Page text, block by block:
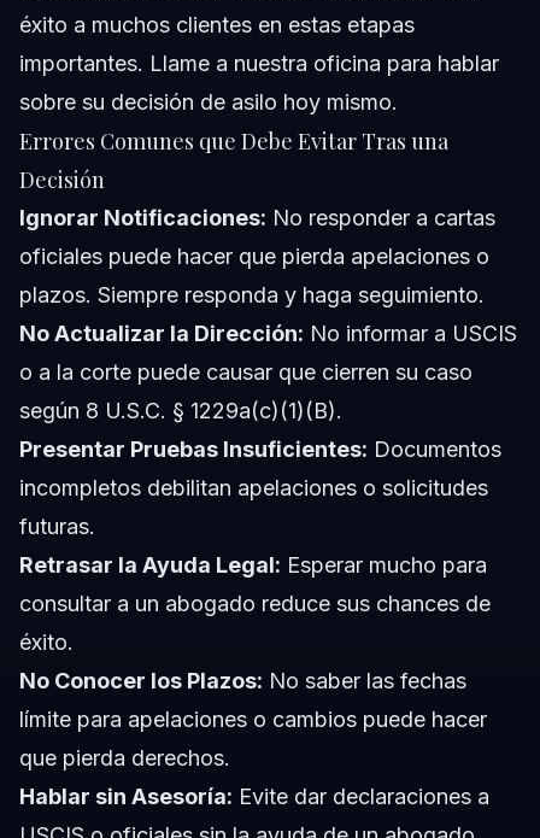
éxito a muchos clientes en estas etapas
importantes. Llame a nuestra oficina para hablar
sobre su decisión de asilo hoy mismo.
Errores Comunes que Debe Evitar Tras una
Decisión
Ignorar Notificaciones: No responder a cartas
oficiales puede hacer que pierda apelaciones o
plazos. Siempre responda y haga seguimiento.
No Actualizar la Dirección: No informar a USCIS
o a la corte puede causar que cierren su caso
según 8 U.S.C. § 1229a(c)(1)(B).
Presentar Pruebas Insuficientes: Documentos
incompletos debilitan apelaciones o solicitudes
futuras.
Retrasar la Ayuda Legal: Esperar mucho para
consultar a un abogado reduce sus chances de
éxito.
No Conocer los Plazos: No saber las fechas
límite para apelaciones o cambios puede hacer
que pierda derechos.
Hablar sin Asesoría: Evite dar declaraciones a